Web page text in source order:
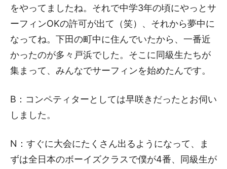
をやってましたね。それで中学3年の頃にやっとサ
ーフィンOKの許可が出て（笑）、それから夢中に
なってね。下田の町中に住んでいたから、一番近
かったのが多々戸浜でした。そこに同級生たちが
集まって、みんなでサーフィンを始めたんです。
B：コンペティターとしては早咲きだったとお伺い
しました。
N：すぐに大会にたくさん出るようになって、ま
ずは全日本のボーイズクラスで僕が4番、同級生が